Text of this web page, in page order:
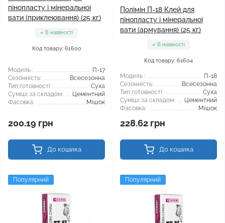
пінопласту і мінеральної
вати (приклеювання) (25 кг)
В наявності
Код товару: 61600
Модель :
П-17
Сезонність:
Всесезонна
Тип готовності:
Суха
Суміші за складом:
Цементний
Фасовка:
Мішок
200.19 грн
До кошика
Полімін П-18 Клей для
пінопласту і мінеральної
вати (армування) (25 кг)
В наявності
Код товару: 61604
Модель :
П-18
Сезонність:
Всесезонна
Тип готовності:
Суха
Суміші за складом:
Цементний
Фасовка:
Мішок
228.62 грн
До кошика
Популярний Популярний